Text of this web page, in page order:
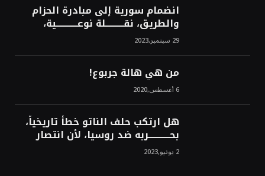
انضمام سورية إلى مبادرة الحزام
والطريق، نقــــــــــلة نوعــــــــــــية،
استراتيجية، تاريخية، نهائية، نحو
الشرق!محمد محسن29 سبتمبر,2023
من هي هالة جربوع!
6 أغسطس,2020
هل ارتكب حلف الناتو خطأً تاريخياً،
بحــــــــــــربه ضد روسيا، لأن انتصار
روسيا الحتمي، سيفتت الناتو!محمد
محسن 2 يونيو,2023